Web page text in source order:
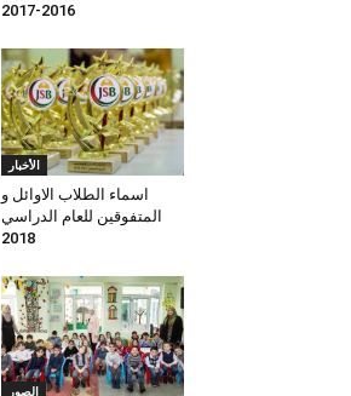
2016-2017
الأخبار
اسماء الطلاب الاوائل و
المتفوقين للعام الدراسي
2018
الصور